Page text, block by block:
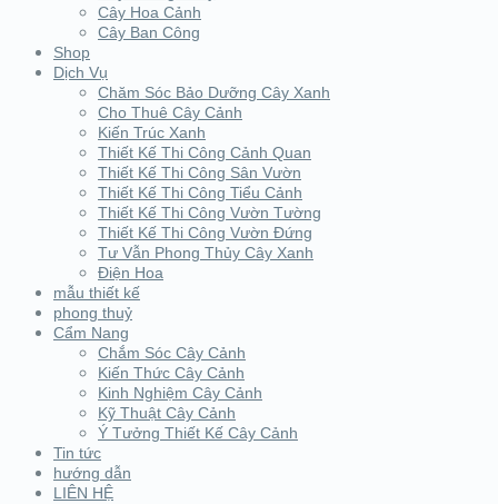
Cây Hoa Cảnh
Cây Ban Công
Shop
Dịch Vụ
Chăm Sóc Bảo Dưỡng Cây Xanh
Cho Thuê Cây Cảnh
Kiến Trúc Xanh
Thiết Kế Thi Công Cảnh Quan
Thiết Kế Thi Công Sân Vườn
Thiết Kế Thi Công Tiểu Cảnh
Thiết Kế Thi Công Vườn Tường
Thiết Kế Thi Công Vườn Đứng
Tư Vẫn Phong Thủy Cây Xanh
Điện Hoa
mẫu thiết kế
phong thuỷ
Cẩm Nang
Chắm Sóc Cây Cảnh
Kiến Thức Cây Cảnh
Kinh Nghiệm Cây Cảnh
Kỹ Thuật Cây Cảnh
Ý Tưởng Thiết Kế Cây Cảnh
Tin tức
hướng dẫn
LIÊN HỆ